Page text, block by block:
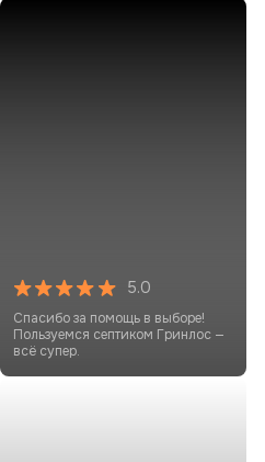
5.0
Спасибо за помощь в выборе!
Пользуемся септиком Гринлос —
всё супер.